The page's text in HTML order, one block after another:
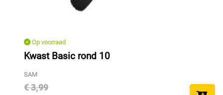
Op voorraad
Kwast Basic rond 10
SAM
€ 3,99